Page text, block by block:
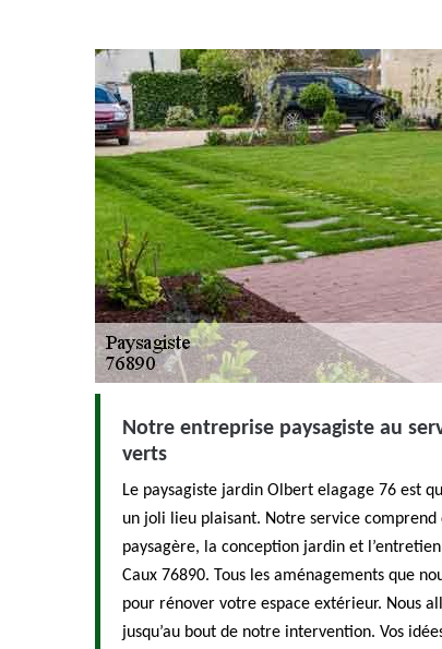
Notre entreprise paysagiste au
verts
Le paysagiste jardin Olbert elagage 76 est
un joli lieu plaisant. Notre service
paysagère, la conception jardin et
Caux 76890. Tous les aménagements que
pour rénover votre espace extérieur. Nous
jusqu’au bout de notre intervention. Vos